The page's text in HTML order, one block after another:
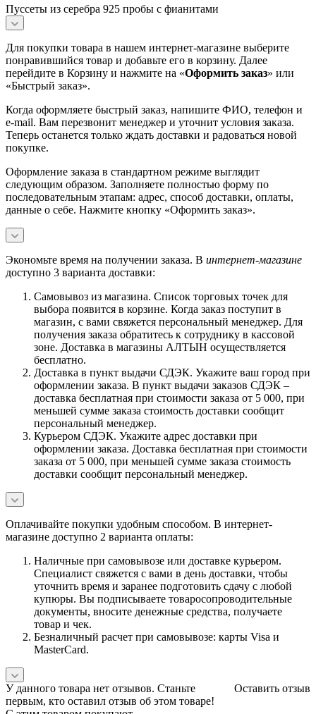
Пуссеты из серебра 925 пробы с фианитами
Для покупки товара в нашем интернет-магазине выберите
понравившийся товар и добавьте его в корзину. Далее
перейдите в Корзину и нажмите на «Оформить заказ» или
«Быстрый заказ».
Когда оформляете быстрый заказ, напишите ФИО, телефон и
e-mail. Вам перезвонит менеджер и уточнит условия заказа.
Теперь останется только ждать доставки и радоваться новой
покупке.
Оформление заказа в стандартном режиме выглядит
следующим образом. Заполняете полностью форму по
последовательным этапам: адрес, способ доставки, оплаты,
данные о себе. Нажмите кнопку «Оформить заказ».
Экономьте время на получении заказа. В интернет-магазине
доступно 3 варианта доставки:
Самовывоз из магазина. Список торговых точек для
выбора появится в корзине. Когда заказ поступит в
магазин, с вами свяжется персональный менеджер. Для
получения заказа обратитесь к сотруднику в кассовой
зоне. Доставка в магазины АЛТЫН осуществляется
бесплатно.
Доставка в пункт выдачи СДЭК. Укажите ваш город при
оформлении заказа. В пункт выдачи заказов СДЭК –
доставка бесплатная при стоимости заказа от 5 000, при
меньшей сумме заказа стоимость доставки сообщит
персональный менеджер.
Курьером СДЭК. Укажите адрес доставки при
оформлении заказа. Доставка бесплатная при стоимости
заказа от 5 000, при меньшей сумме заказа стоимость
доставки сообщит персональный менеджер.
Оплачивайте покупки удобным способом. В интернет-
магазине доступно 2 варианта оплаты:
Наличные при самовывозе или доставке курьером.
Специалист свяжется с вами в день доставки, чтобы
уточнить время и заранее подготовить сдачу с любой
купюры. Вы подписываете товаросопроводительные
документы, вносите денежные средства, получаете
товар и чек.
Безналичный расчет при самовывозе: карты Visa и
MasterCard.
Оставить отзыв
У данного товара нет отзывов. Станьте
первым, кто оставил отзыв об этом товаре!